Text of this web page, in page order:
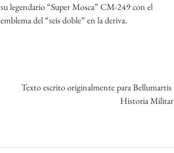
su legendario “Super Mosca” CM-249 con el
emblema del “seis doble” en la deriva.
Texto escrito originalmente para Bellumartis
Historia Militar